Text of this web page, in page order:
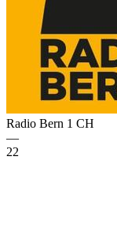
Radio Bern 1 CH
—
22